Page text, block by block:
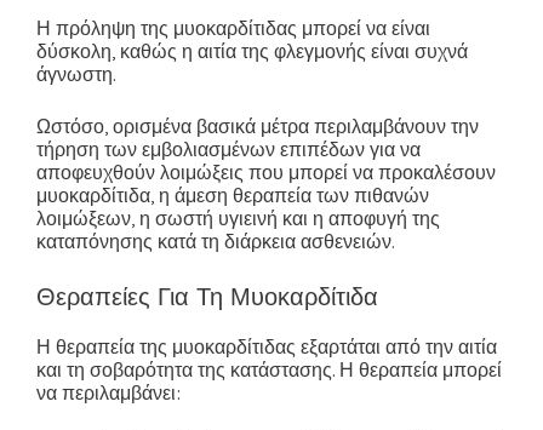
Η πρόληψη της μυοκαρδίτιδας μπορεί να είναι
δύσκολη, καθώς η αιτία της φλεγμονής είναι συχνά
άγνωστη.
Ωστόσο, ορισμένα βασικά μέτρα περιλαμβάνουν την
τήρηση των εμβολιασμένων επιπέδων για να
αποφευχθούν λοιμώξεις που μπορεί να προκαλέσουν
μυοκαρδίτιδα, η άμεση θεραπεία των πιθανών
λοιμώξεων, η σωστή υγιεινή και η αποφυγή της
καταπόνησης κατά τη διάρκεια ασθενειών.
Θεραπείες Για Τη Μυοκαρδίτιδα
Η θεραπεία της μυοκαρδίτιδας εξαρτάται από την αιτία
και τη σοβαρότητα της κατάστασης. Η θεραπεία μπορεί
να περιλαμβάνει: